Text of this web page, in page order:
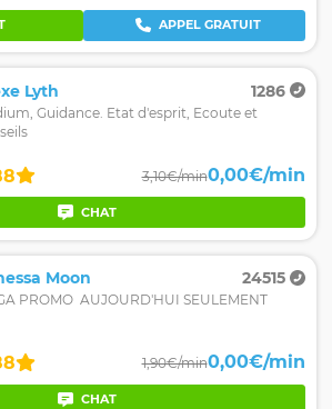
APPEL GRATUIT
Lyth 1286
Guidance. Etat d'esprit, Ecoute et
3,10€/min0,00€/min
CHAT
Moon 24515
1,90€/min0,00€/min
CHAT